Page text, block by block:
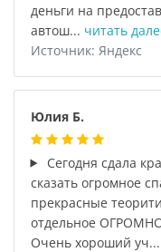
деньги на
автош... читать
Источник: Яндекс
Юлия Б.
Сегодня сдала
сказать огромное
прекрасные
отдельное
Очень хороший уч...